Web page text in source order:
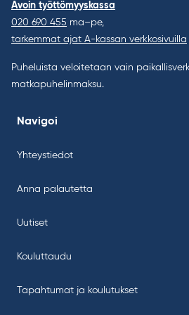
Avoin työttömyyskassa
020 690 455 ma–pe,
tarkemmat ajat A-kassan verkkosivuilla
Puheluista veloitetaan vain
matkapuhelinmaksu.
Navigoi
Yhteystiedot
Anna palautetta
Uutiset
Kouluttaudu
Tapahtumat ja koulutukset